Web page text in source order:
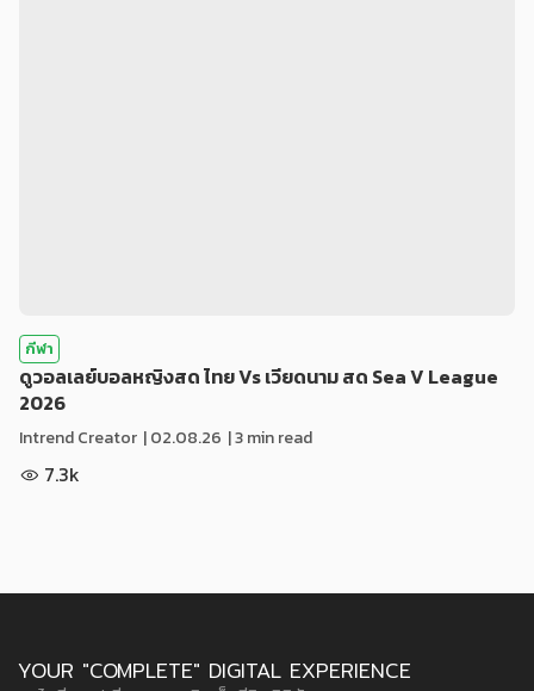
กีฬา
ดูวอลเลย์บอลหญิงสด ไทย Vs เวียดนาม สด Sea V League
2026
Intrend Creator |02.08.26 | 3 min read
7.3k
YOUR "COMPLETE" DIGITAL EXPERIENCE